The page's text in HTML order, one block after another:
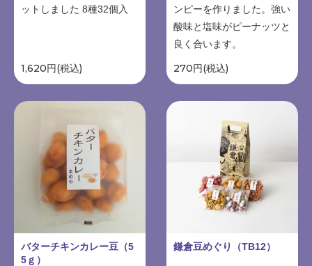
ットしました 8種32個入
1,620円(税込)
ンピーを作りました。強い
酸味と塩味がピーナッツと
良く合います。
270円(税込)
バターチキンカレー豆（5
5ｇ）
鎌倉豆めぐり（TB12）